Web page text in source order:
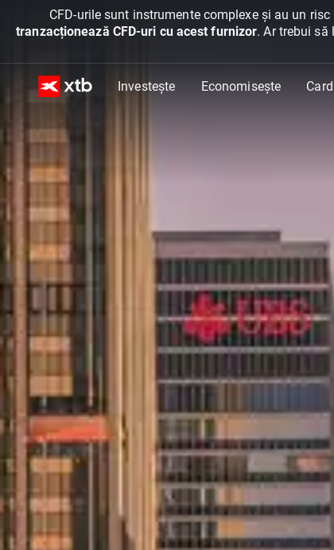
CFD-urile sunt instrumente complexe și au un
tranzacționează CFD-uri cu acest furnizor. Ar trebui să
Investește Economisește